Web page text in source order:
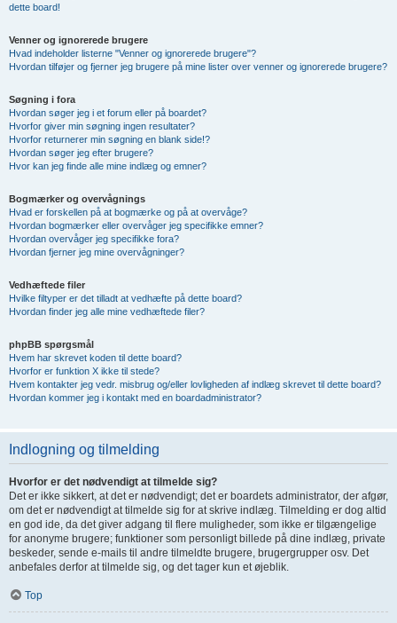
dette board!
Venner og ignorerede brugere
Hvad indeholder listerne "Venner og ignorerede brugere"?
Hvordan tilføjer og fjerner jeg brugere på mine lister over venner og ignorerede brugere?
Søgning i fora
Hvordan søger jeg i et forum eller på boardet?
Hvorfor giver min søgning ingen resultater?
Hvorfor returnerer min søgning en blank side!?
Hvordan søger jeg efter brugere?
Hvor kan jeg finde alle mine indlæg og emner?
Bogmærker og overvågnings
Hvad er forskellen på at bogmærke og på at overvåge?
Hvordan bogmærker eller overvåger jeg specifikke emner?
Hvordan overvåger jeg specifikke fora?
Hvordan fjerner jeg mine overvågninger?
Vedhæftede filer
Hvilke filtyper er det tilladt at vedhæfte på dette board?
Hvordan finder jeg alle mine vedhæftede filer?
phpBB spørgsmål
Hvem har skrevet koden til dette board?
Hvorfor er funktion X ikke til stede?
Hvem kontakter jeg vedr. misbrug og/eller lovligheden af indlæg skrevet til dette board?
Hvordan kommer jeg i kontakt med en boardadministrator?
Indlogning og tilmelding
Hvorfor er det nødvendigt at tilmelde sig?
Det er ikke sikkert, at det er nødvendigt; det er boardets administrator, der afgør,
om det er nødvendigt at tilmelde sig for at skrive indlæg. Tilmelding er dog altid
en god ide, da det giver adgang til flere muligheder, som ikke er tilgængelige
for anonyme brugere; funktioner som personligt billede på dine indlæg, private
beskeder, sende e-mails til andre tilmeldte brugere, brugergrupper osv. Det
anbefales derfor at tilmelde sig, og det tager kun et øjeblik.
Top